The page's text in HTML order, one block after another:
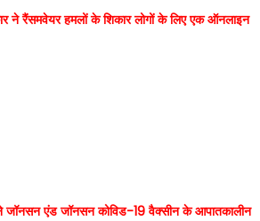
ने रैंसमवेयर हमलों के शिकार लोगों के लिए एक ऑनलाइन
जॉनसन एंड जॉनसन कोविड-19 वैक्सीन के आपातकालीन